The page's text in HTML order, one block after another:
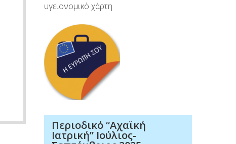
υγειονομικό χάρτη
Περιοδικό “Αχαϊκή
Ιατρική” Ιούλιος-